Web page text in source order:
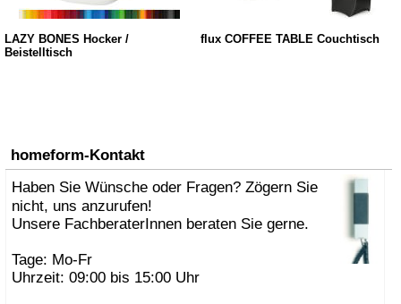
LAZY BONES Hocker /
Beistelltisch
flux COFFEE TABLE Couchtisch
homeform-Kontakt
Haben Sie Wünsche oder Fragen? Zögern Sie
nicht, uns anzurufen!
Unsere FachberaterInnen beraten Sie gerne.
Tage: Mo-Fr
Uhrzeit: 09:00 bis 15:00 Uhr